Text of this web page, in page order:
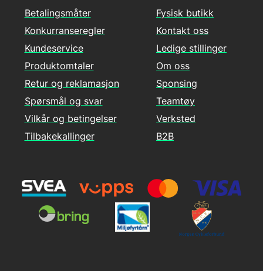
Betalingsmåter
Konkurranseregler
Kundeservice
Produktomtaler
Retur og reklamasjon
Spørsmål og svar
Vilkår og betingelser
Tilbakekallinger
Fysisk butikk
Kontakt oss
Ledige stillinger
Om oss
Sponsing
Teamtøy
Verksted
B2B